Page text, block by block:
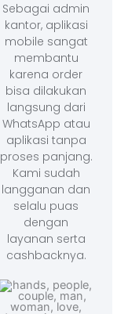
Sebagai admin
kantor, aplikasi
mobile sangat
membantu
karena order
bisa dilakukan
langsung dari
WhatsApp atau
aplikasi tanpa
proses panjang.
Kami sudah
langganan dan
selalu puas
dengan
layanan serta
cashbacknya.